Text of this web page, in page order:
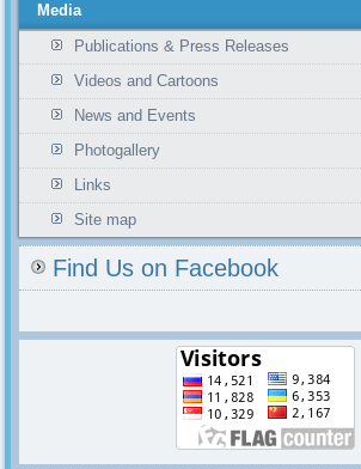
Media
Publications & Press Releases
Videos and Cartoons
News and Events
Photogallery
Links
Site map
Find Us on Facebook